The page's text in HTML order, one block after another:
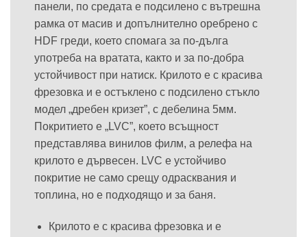
панели, по средата е подсилено с вътрешна
рамка от масив и допълнително оребрено с
HDF греди, което спомага за по-дълга
употреба на вратата, както и за по-добра
устойчивост при натиск. Крилото е с красива
фрезовка и е остъклено с подсилено стъкло
модел „дребен кризет”, с дебелина 5мм.
Покритието е „LVC”, което всъщност
представлява винилов филм, а релефа на
крилото е дървесен. LVC е устойчиво
покритие не само срещу одрасквания и
топлина, но е подходящо и за баня.
Крилото е с красива фрезовка и е